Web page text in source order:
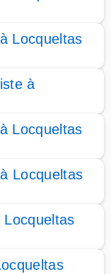
Locqueltas
à
Locqueltas
Locqueltas